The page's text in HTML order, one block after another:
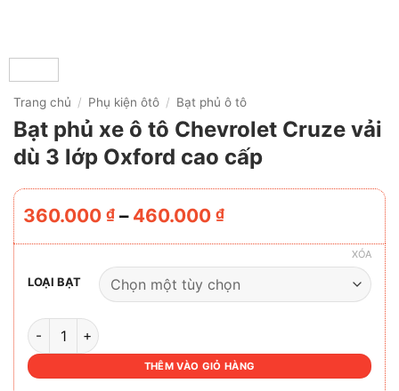
Trang chủ / Phụ kiện ôtô / Bạt phủ ô tô
Bạt phủ xe ô tô Chevrolet Cruze vải
dù 3 lớp Oxford cao cấp
360.000 ₫ – 460.000 ₫Khoảng
từ
360.000 ₫
đến
460.000 ₫
LOẠI BẠT
XÓA
BẠT PHỦ XE Ô TÔ CHEVROLET CRUZE VẢI DÙ 3 LỚP
THÊM VÀO GIỎ HÀNG